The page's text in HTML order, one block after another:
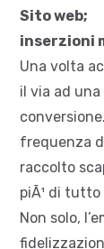
Sito web;
inserzioni
Una volta
il via ad
frequenza
raccolto
piÃ¹ di tutto
Non solo,